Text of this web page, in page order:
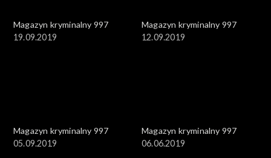
Magazyn kryminalny 997
19.09.2019
Magazyn kryminalny 997
12.09.2019
Magazyn kryminalny 997
05.09.2019
Magazyn kryminalny 997
06.06.2019